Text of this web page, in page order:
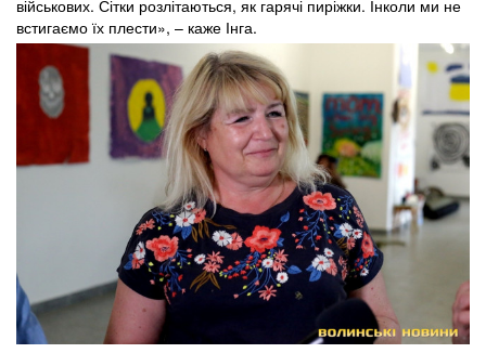
військових. Сітки розлітаються, як гарячі пиріжки. Інколи ми не
встигаємо їх плести», – каже Інга.